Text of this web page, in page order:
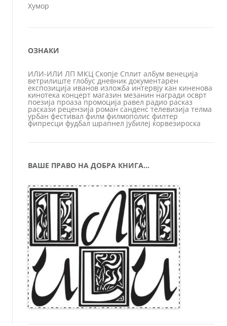
Хумор
ОЗНАКИ
ИЛИ-ИЛИ ЛП МКЦ Скопје Сплит албум венеција
ветрилиште глобус дневник документарен
експозиција иванов изложба интервју кан киненова
кинотека концерт магазин мезанин награди осврт
поезија проаза промоција равел радио расказ
раскази рецензија роман санденс телевизија телма
урбан фестивал филм филмополис филтер
фипресци фудбал шрапнел јубилеј ќорвезироска
ВАШЕ ПРАВО НА ДОБРА КНИГА…